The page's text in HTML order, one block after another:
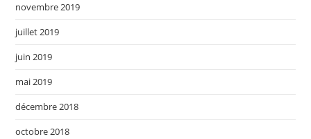
novembre 2019
juillet 2019
juin 2019
mai 2019
décembre 2018
octobre 2018